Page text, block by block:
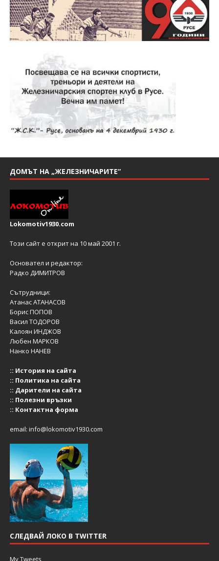
ДОМЪТ НА „ЖЕЛЕЗНИЧАРИТЕ“
Lokomotiv1930.com
Този сайт е открит на 10 май 2001 г.
Основател и редактор:
Радко ДИМИТРОВ
Сътрудници:
Атанас АТАНАСОВ
Борис ПОПОВ
Васил ТОДОРОВ
Калоян ИНДЖОВ
Любен МАРКОВ
Нанко НАНЕВ
:: История на сайта
:: Политика на сайта
:: Дарители на сайта
:: Полезни връзки
:: Контактна форма
email: info@lokomotiv1930.com
СЛЕДВАЙ ЛОКО В TWITTER
My Tweets